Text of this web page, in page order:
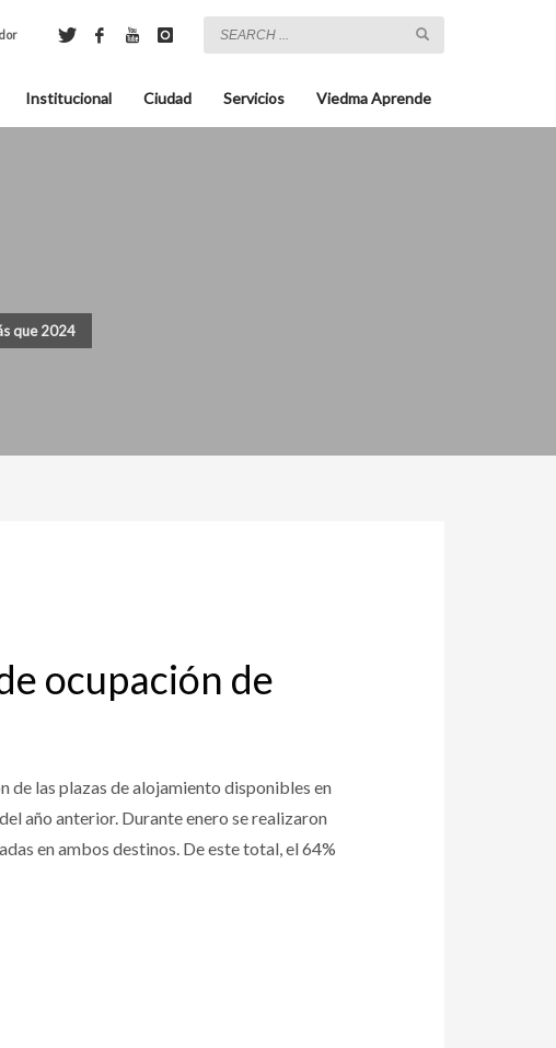
Institucional Ciudad Servicios Viedma Aprende
que 2024
ocupación de
las plazas de alojamiento disponibles en
año anterior. Durante enero se realizaron
en ambos destinos. De este total, el 64%